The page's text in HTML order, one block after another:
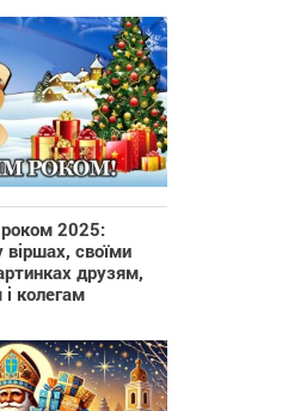
2025:
віршах, своїми
друзям,
і колегам